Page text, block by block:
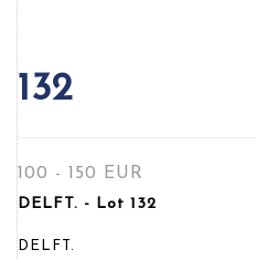
132
100 - 150 EUR
DELFT. - Lot 132
DELFT.